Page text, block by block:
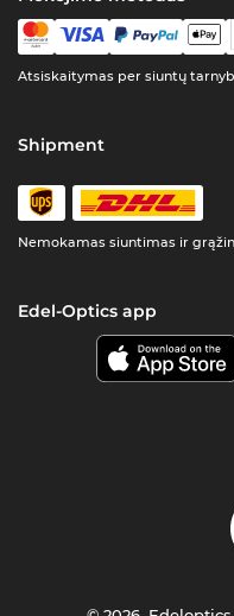
Atsiskaitymas per siuntų
Shipment
Nemokamas siuntimas ir
Edel-Optics app